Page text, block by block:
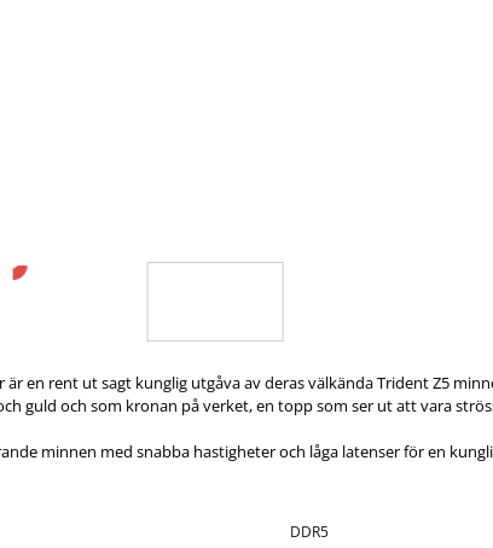
är en rent ut sagt kunglig utgåva av deras välkända Trident Z5
guld och som kronan på verket, en topp som ser ut att vara
minnen med snabba hastigheter och låga latenser för en
DDR5